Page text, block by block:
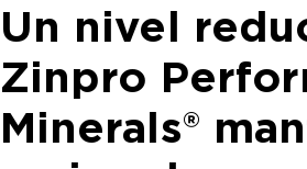
Un nivel
Zinpro
Minerals®